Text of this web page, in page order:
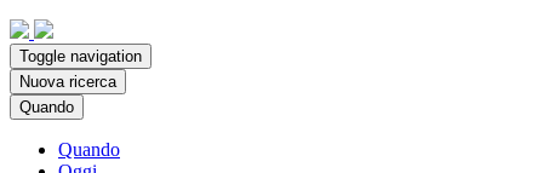
Toggle navigation
Nuova ricerca
Quando
Quando